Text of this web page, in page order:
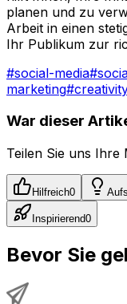
planen und zu
Arbeit in einen
Ihr Publikum zur
#social-media#
marketing#
War dieser
Teilen Sie uns Ihre
Hilfreich0
Inspirierend0
Bevor Sie